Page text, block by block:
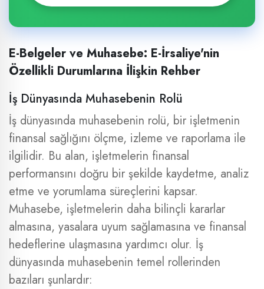
E-Belgeler ve Muhasebe: E-İrsaliye'nin
Özellikli Durumlarına İlişkin Rehber
İş Dünyasında Muhasebenin Rolü
İş dünyasında muhasebenin rolü, bir işletmenin
finansal sağlığını ölçme, izleme ve raporlama ile
ilgilidir. Bu alan, işletmelerin finansal
performansını doğru bir şekilde kaydetme, analiz
etme ve yorumlama süreçlerini kapsar.
Muhasebe, işletmelerin daha bilinçli kararlar
almasına, yasalara uyum sağlamasına ve finansal
hedeflerine ulaşmasına yardımcı olur. İş
dünyasında muhasebenin temel rollerinden
bazıları şunlardır: